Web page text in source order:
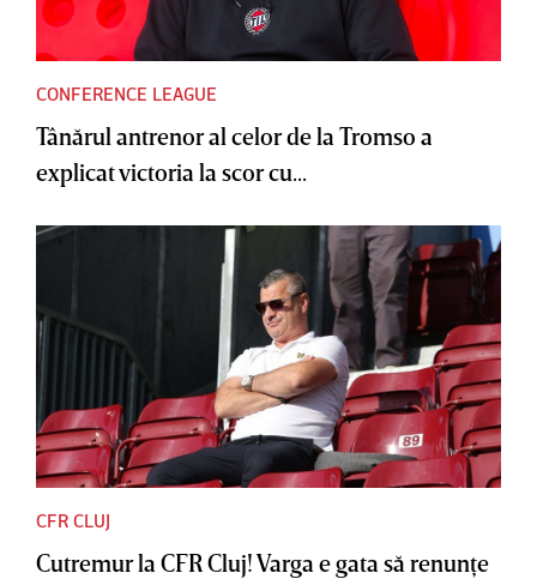
CONFERENCE LEAGUE
Tânărul antrenor al celor de la Tromso a
explicat victoria la scor cu...
CFR CLUJ
Cutremur la CFR Cluj! Varga e gata să renunţe